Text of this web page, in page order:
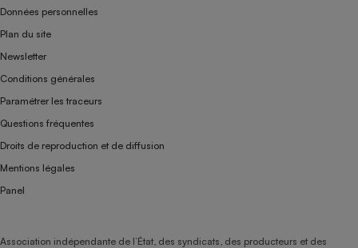
Données personnelles
Plan du site
Newsletter
Conditions générales
Paramétrer les traceurs
Questions fréquentes
Droits de reproduction et de diffusion
Mentions légales
Panel
Association indépendante de l’État, des syndicats, des producteurs et des